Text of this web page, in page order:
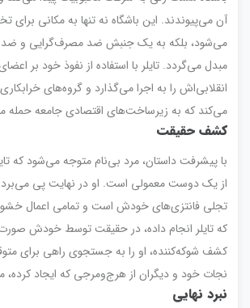
آن می‌پیوندند. این باشگاه نه تنها به مکانی برای
می‌شود، بلکه به یک جنبش ضد مصرف‌گرایی و ضد
مبدل می‌گردد. تایلر با استفاده از نفوذ خود بر
انقلابی‌اش را به اجرا می‌گذارد و گروه‌های
می‌کند که به زیرساخت‌های اقتصادی جامعه حمله
کشف حقیقت
با پیشرفت داستان، مرد بی‌نام متوجه می‌شود که
از یک دوست معمولی است. او در نهایت پی می‌برد
تجلی فانتزی‌های خودش است و تمامی اعمال
که تایلر انجام داده، در حقیقت توسط خودش
کشف شوکه‌کننده، او را به جستجوی راهی برای
نجات خود و دیگران از هرج‌ومرجی که ایجاد کرده،
نبرد نهایی